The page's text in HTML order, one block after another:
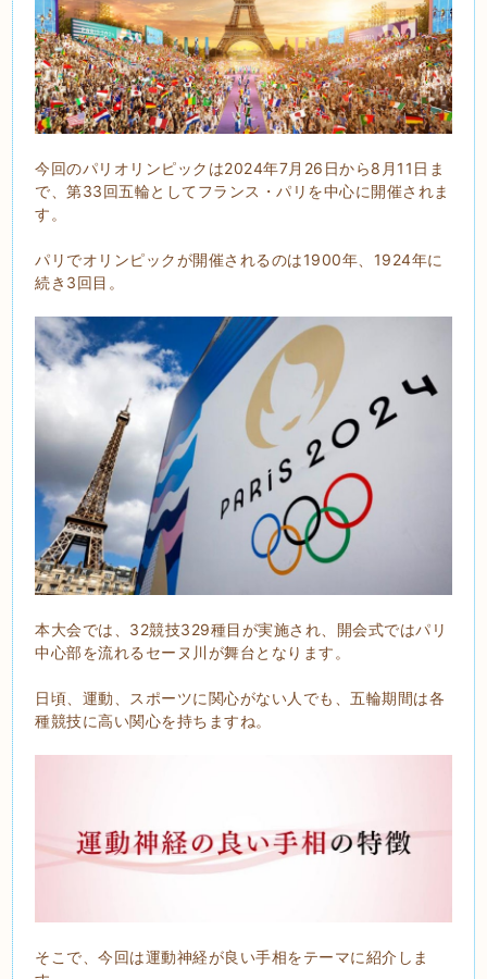
今回のパリオリンピックは2024年7月26日から8月11日ま
で、第33回五輪としてフランス・パリを中心に開催されま
す。
パリでオリンピックが開催されるのは1900年、1924年に
続き3回目。
本大会では、32競技329種目が実施され、開会式ではパリ
中心部を流れるセーヌ川が舞台となります。
日頃、運動、スポーツに関心がない人でも、五輪期間は各
種競技に高い関心を持ちますね。
そこで、今回は運動神経が良い手相をテーマに紹介しま